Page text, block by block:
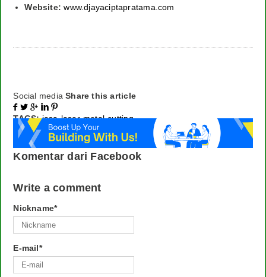
Website: www.djayaciptapratama.com
Social media Share this article
    
TAGS: jasa-laser-metal-cutting
Komentar dari Facebook
Write a comment
Nickname*
E-mail*